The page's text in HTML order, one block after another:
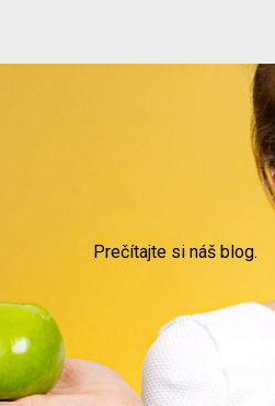
Prečítajte si náš blog.